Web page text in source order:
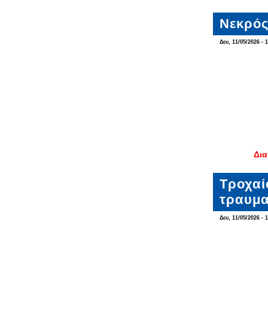
Δευ, 11/05/2026 -
Δευ, 11/05/2026 -